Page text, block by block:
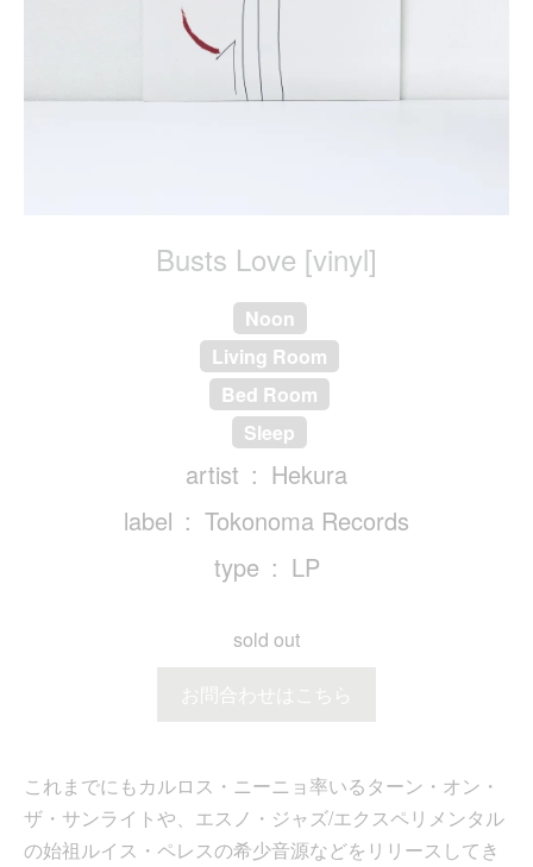
Busts Love [vinyl]
Noon
Living Room
Bed Room
Sleep
artist
Hekura
label
Tokonoma Records
type
LP
sold out
お問合わせはこちら
これまでにもカルロス・ニーニョ率いるターン・オン・
ザ・サンライトや、エスノ・ジャズ/エクスペリメンタル
の始祖ルイス・ペレスの希少音源などをリリースしてき